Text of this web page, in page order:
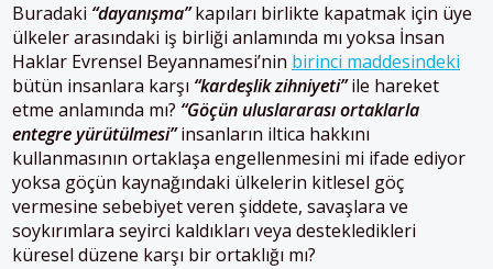
Buradaki “dayanışma”kapıları birlikte kapatmak için üye
ülkeler arasındaki iş birliği anlamında mı yoksa İnsan
Haklar Evrensel Beyannamesi’nin birinci maddesindeki
bütün insanlara karşı “kardeşlik zihniyeti”ile hareket
etme anlamında mı? “Göçün uluslararası ortaklarla
entegre yürütülmesi”insanların iltica hakkını
kullanmasının ortaklaşa engellenmesini mi ifade ediyor
yoksa göçün kaynağındaki ülkelerin kitlesel göç
vermesine sebebiyet veren şiddete, savaşlara ve
soykırımlara seyirci kaldıkları veya destekledikleri
küresel düzene karşı bir ortaklığı mı?